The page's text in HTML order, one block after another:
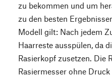
zu bekommen und um
zu den besten
Modell gilt: Nach jedem
Haarreste ausspülen, da
Rasierkopf zusetzen. Die
Rasiermesser ohne